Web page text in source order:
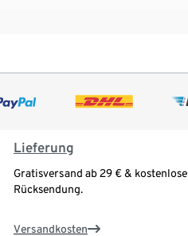
Lieferung
Gratisversand ab 29 € & kostenlose
Rücksendung.
Versandkosten